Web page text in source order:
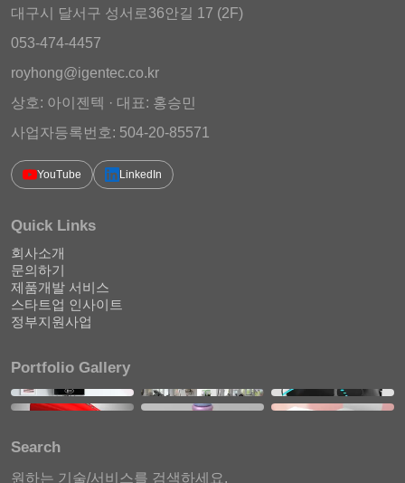
대구시 달서구 성서로36안길 17 (2F)
053-474-4457
royhong@igentec.co.kr
상호: 아이젠텍 · 대표: 홍승민
사업자등록번호: 504-20-85571
YouTube LinkedIn
Quick Links
회사소개
문의하기
제품개발 서비스
스타트업 인사이트
정부지원사업
Portfolio Gallery
Search
원하는 기술/서비스를 검색하세요.